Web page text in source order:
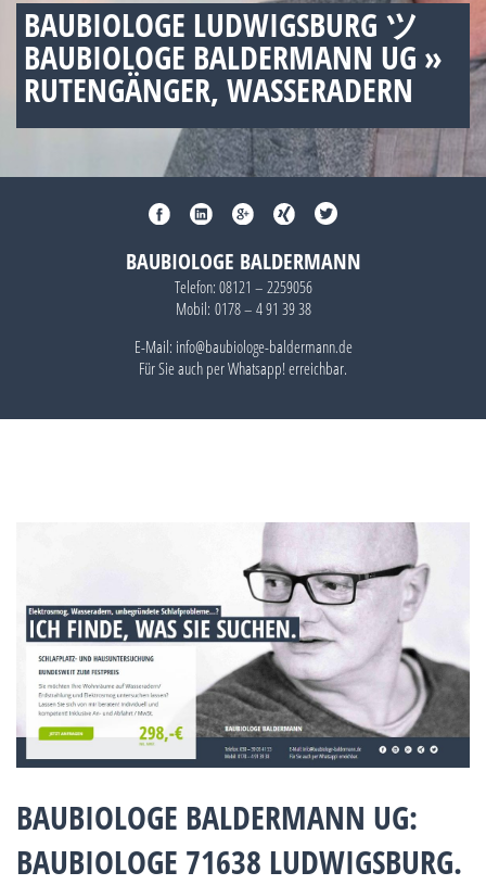
BAUBIOLOGE LUDWIGSBURG ツ
BAUBIOLOGE BALDERMANN UG »
RUTENGÄNGER, WASSERADERN
BAUBIOLOGE BALDERMANN
Telefon: 08121 – 2259056
Mobil: 0178 – 4 91 39 38
E-Mail: info@baubiologe-baldermann.de
Für Sie auch perWhatsapp!erreichbar.
BAUBIOLOGE BALDERMANN UG:
BAUBIOLOGE 71638 LUDWIGSBURG.